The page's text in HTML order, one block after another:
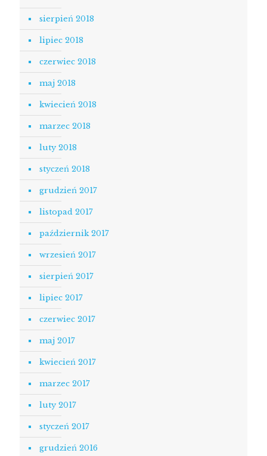
sierpień 2018
lipiec 2018
czerwiec 2018
maj 2018
kwiecień 2018
marzec 2018
luty 2018
styczeń 2018
grudzień 2017
listopad 2017
październik 2017
wrzesień 2017
sierpień 2017
lipiec 2017
czerwiec 2017
maj 2017
kwiecień 2017
marzec 2017
luty 2017
styczeń 2017
grudzień 2016